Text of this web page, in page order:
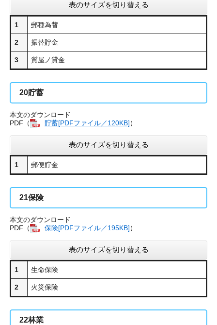
表のサイズを切り替える
1 郵種為替
2 振替貯金
3 質屋ノ貸金
20貯蓄
本文のダウンロード
PDF（
貯蓄[PDFファイル／120KB]）
表のサイズを切り替える
1 郵便貯金
21保険
本文のダウンロード
PDF（
保険[PDFファイル／195KB]）
表のサイズを切り替える
1 生命保険
2 火災保険
22林業